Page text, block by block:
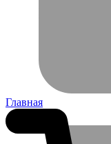
Главная